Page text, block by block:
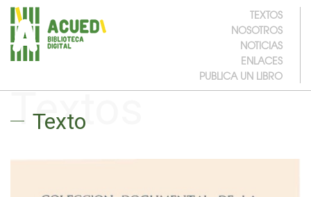
TEXTOS
NOSOTROS
NOTICIAS
ENLACES
PUBLICA UN LIBRO
Textos
Texto